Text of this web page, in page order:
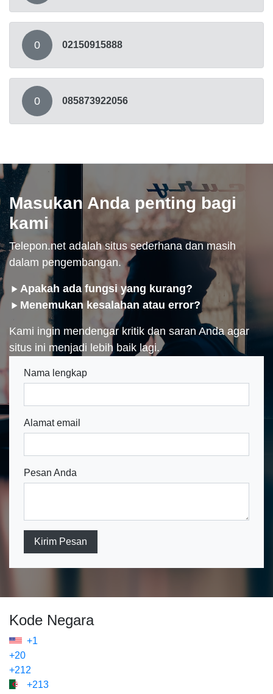
0 02150915888
0 085873922056
Masukan Anda penting bagi
kami
Telepon.net adalah situs sederhana dan masih
dalam pengembangan.
Apakah ada fungsi yang kurang?
Menemukan kesalahan atau error?
Kami ingin mendengar kritik dan saran Anda agar
situs ini menjadi lebih baik lagi.
Nama lengkap
Alamat email
Pesan Anda
Kirim Pesan
Kode Negara
+1
+20
+212
+213